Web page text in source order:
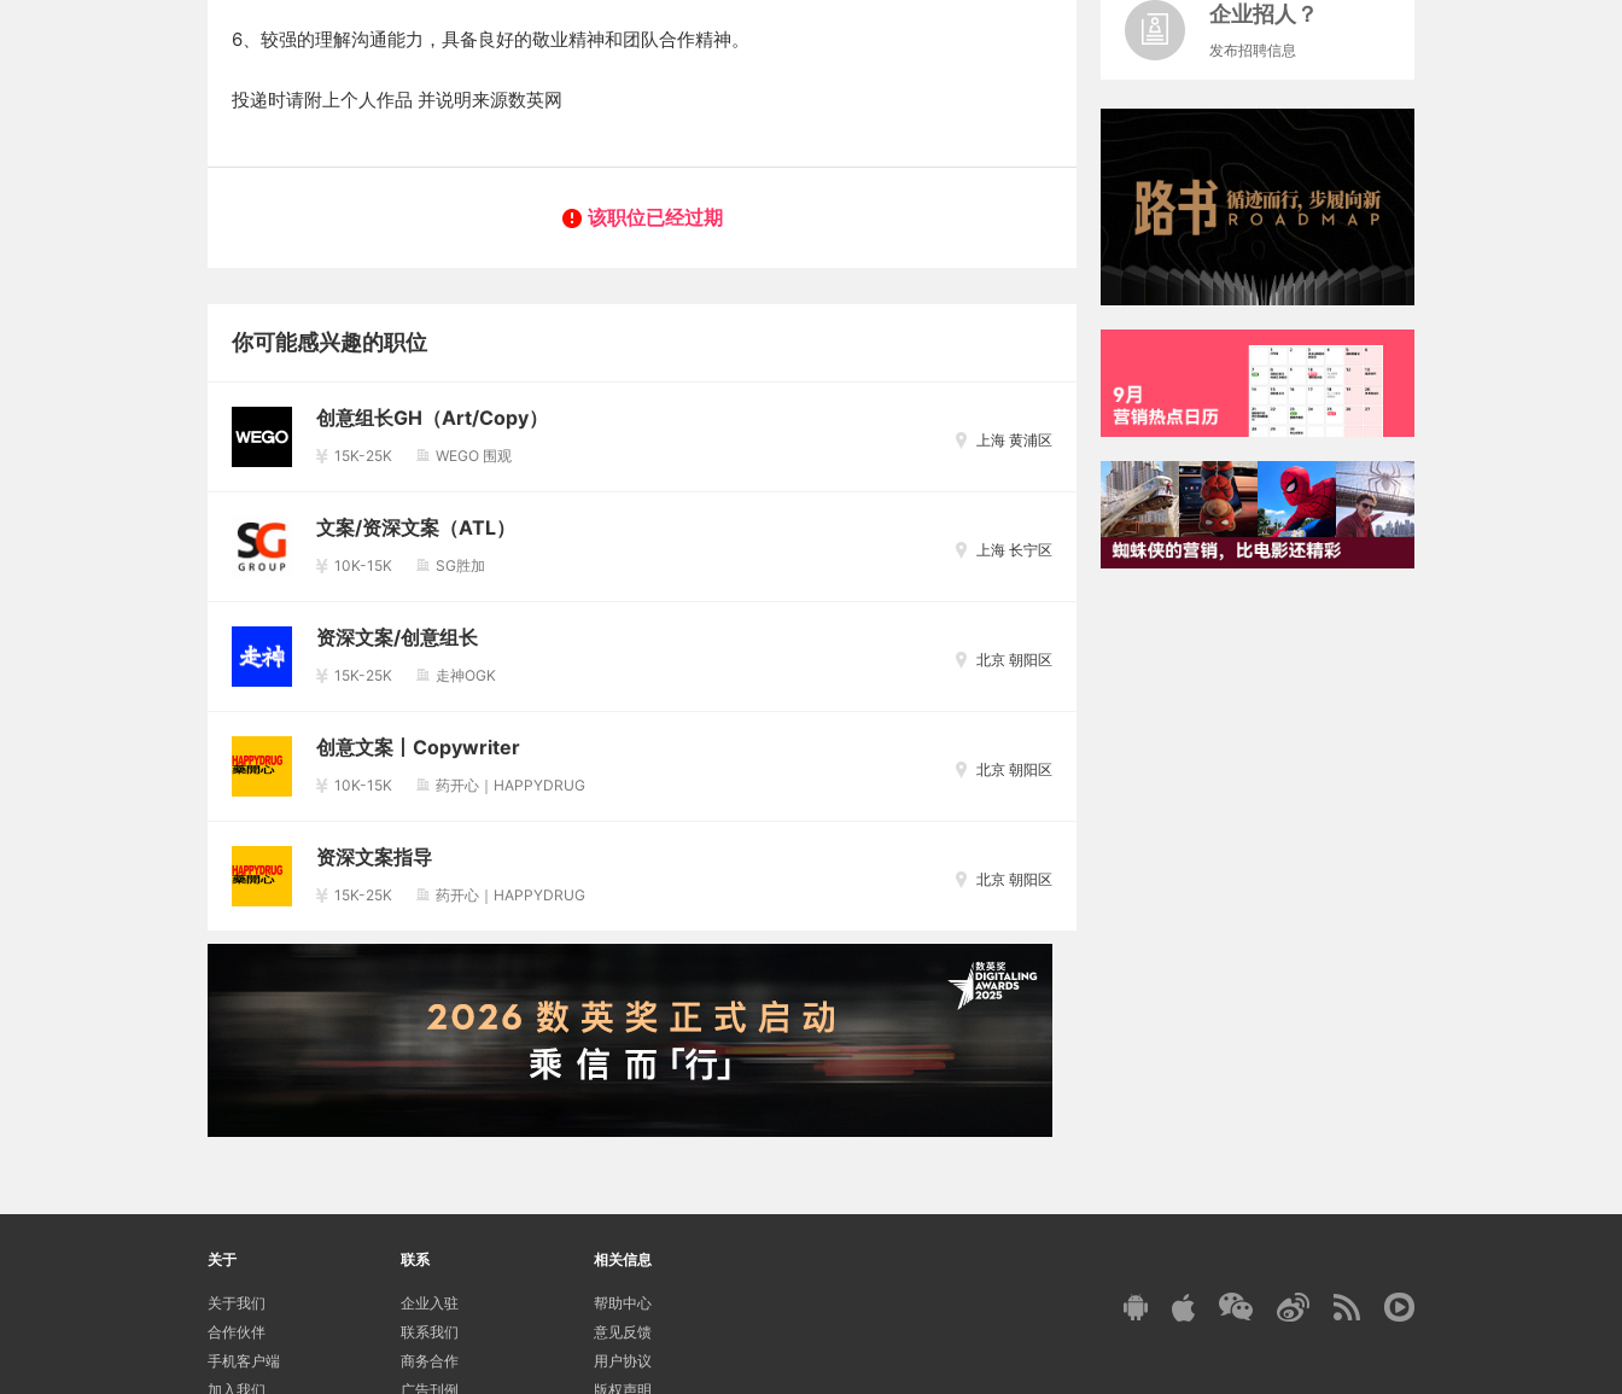
6、较强的理解沟通能力，具备良好的敬业精神和团队合作精神。
投递时请附上个人作品 并说明来源数英网
该职位已经过期
你可能感兴趣的职位
创意组长GH（Art/Copy）
15K-25K WEGO 围观
上海 黄浦区
文案/资深文案（ATL）
10K-15K SG胜加
上海 长宁区
资深文案/创意组长
15K-25K 走神OGK
北京 朝阳区
创意文案丨Copywriter
10K-15K 药开心｜HAPPYDRUG
北京 朝阳区
资深文案指导
15K-25K 药开心｜HAPPYDRUG
北京 朝阳区
企业招人？
发布招聘信息
关于
关于我们
合作伙伴
手机客户端
加入我们
联系
企业入驻
联系我们
商务合作
广告刊例
相关信息
帮助中心
意见反馈
用户协议
版权声明